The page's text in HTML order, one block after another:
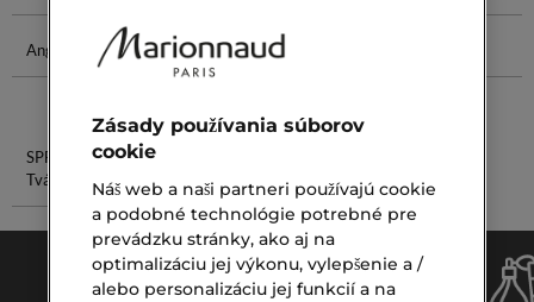
Angel Parfum
Svieže
Dámske
Krém Proti
SPF Krém Na
Tvár
Lotion Na Pleť
Zásady používania súborov
cookie
Náš web a naši partneri používajú cookie
a podobné technológie potrebné pre
prevádzku stránky, ako aj na
optimalizáciu jej výkonu, vylepšenie a /
alebo personalizáciu jej funkcií a na